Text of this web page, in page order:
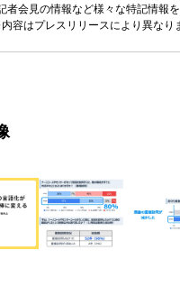
者会見の情報など様々な特記情報を
容はプレスリリースにより異なり